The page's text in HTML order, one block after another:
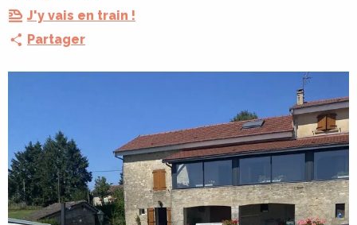
J'y vais en train !
Partager